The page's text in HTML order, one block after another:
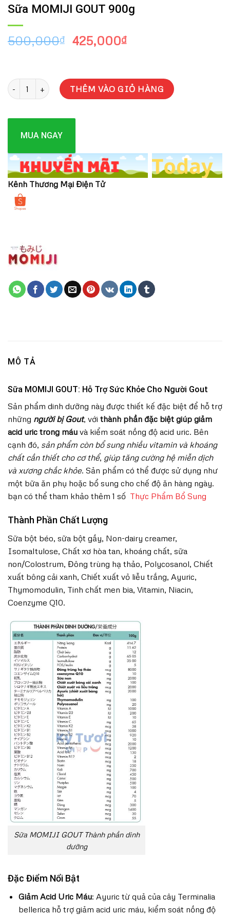
Sữa MOMIJI GOUT 900g
500,000₫
Giá
500,000₫.
425,000₫Giá
là:
425,000₫.
Sữa MOMIJI GOUT 900g số lượng
THÊM VÀO GIỎ HÀNG
MUA NGAY
Kênh Thương Mại Điện Tử
MÔ TẢ
Sữa MOMIJI GOUT: Hỗ Trợ Sức Khỏe Cho Người Gout
Sản phẩm dinh dưỡng này được thiết kế đặc biệt để hỗ trợ
những người bị Gout, với thành phần đặc biệt giúp giảm
acid uric trong máu và kiểm soát nồng độ acid uric. Bên
cạnh đó, sản phẩm còn bổ sung nhiều vitamin và khoáng
chất cần thiết cho cơ thể, giúp tăng cường hệ miễn dịch
và xương chắc khỏe. Sản phẩm có thể được sử dụng như
một bữa ăn phụ hoặc bổ sung cho chế độ ăn hàng ngày.
bạn có thể tham khảo thêm 1 số Thực Phẩm Bổ Sung
Thành Phần Chất Lượng
Sữa bột béo, sữa bột gầy, Non-dairy creamer,
Isomaltulose, Chất xơ hòa tan, khoáng chất, sữa
non/Colostrum, Đông trùng hạ thảo, Polycosanol, Chiết
xuất bông cải xanh, Chiết xuất vỏ liễu trắng, Ayuric,
Thymomodulin, Tinh chất men bia, Vitamin, Niacin,
Coenzyme Q10.
Sữa MOMIJI GOUT Thành phần dinh
dưỡng
Đặc Điểm Nổi Bật
Giảm Acid Uric Máu: Ayuric từ quả của cây Terminalia
bellerica hỗ trợ giảm acid uric máu, kiểm soát nồng độ